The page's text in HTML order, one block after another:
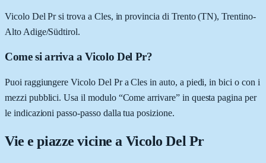
Vicolo Del Pr si trova a Cles, in provincia di Trento (TN), Trentino-
Alto Adige/Südtirol.
Come si arriva a Vicolo Del Pr?
Puoi raggiungere Vicolo Del Pr a Cles in auto, a piedi, in bici o con i
mezzi pubblici. Usa il modulo “Come arrivare” in questa pagina per
le indicazioni passo-passo dalla tua posizione.
Vie e piazze vicine a Vicolo Del Pr